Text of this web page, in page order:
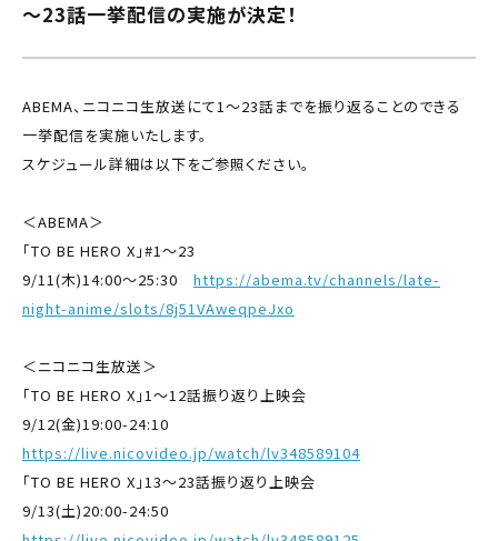
～23話一挙配信の実施が決定！
ABEMA、ニコニコ生放送にて1～23話までを振り返ることのできる
一挙配信を実施いたします。
スケジュール詳細は以下をご参照ください。
＜ABEMA＞
「TO BE HERO X」#1〜23
9/11(木)14:00～25:30 https://abema.tv/channels/late-
night-anime/slots/8j51VAweqpeJxo
＜ニコニコ生放送＞
「TO BE HERO X」1～12話振り返り上映会
9/12(金)19:00-24:10
https://live.nicovideo.jp/watch/lv348589104
「TO BE HERO X」13～23話振り返り上映会
9/13(土)20:00-24:50